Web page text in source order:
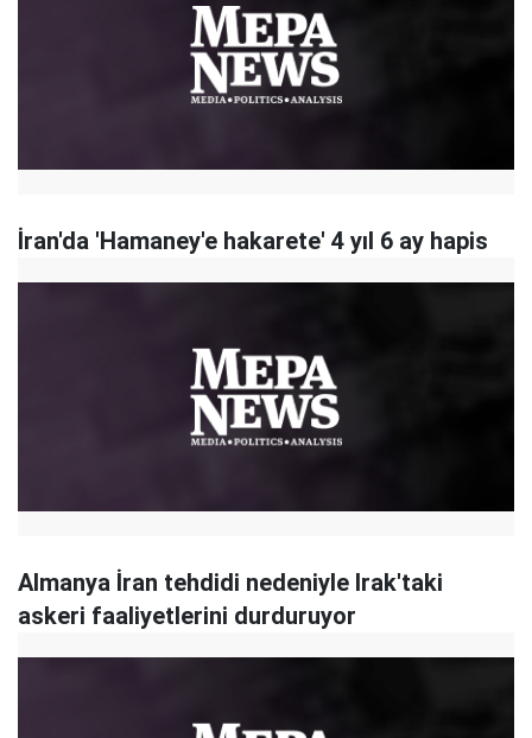
İran'da 'Hamaney'e hakarete' 4 yıl 6 ay hapis
Almanya İran tehdidi nedeniyle Irak'taki
askeri faaliyetlerini durduruyor